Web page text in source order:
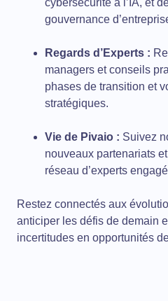
cybersécurité à l’IA, et
gouvernance
Regards d’Experts :
managers et conseils
phases de transition et
stratégiques.
Vie de Pivaio : Suivez
nouveaux partenariats
réseau d’experts
Restez connectés aux
anticiper les défis de demain
incertitudes en opportunités